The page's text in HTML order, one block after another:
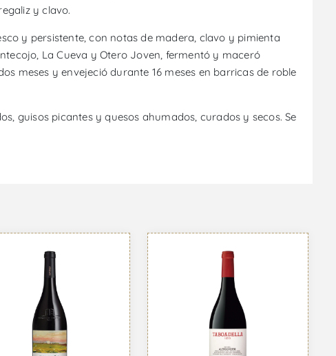
y clavo.
y persistente, con notas de madera, clavo y pimienta
La Cueva y Otero Joven, fermentó y maceró
meses y envejeció durante 16 meses en barricas de roble
guisos picantes y quesos ahumados, curados y secos. Se